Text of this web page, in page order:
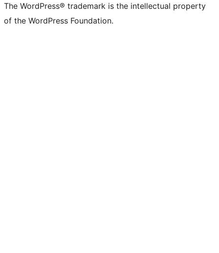
The WordPress® trademark is the intellectual property
of the WordPress Foundation.